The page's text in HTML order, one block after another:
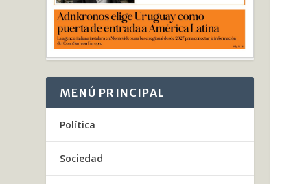
MENÚ PRINCIPAL
Política
Sociedad